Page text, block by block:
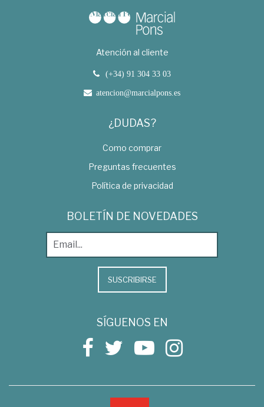
Atención al cliente
(+34) 91 304 33 03
atencion@marcialpons.es
¿DUDAS?
Como comprar
Preguntas frecuentes
Política de privacidad
BOLETÍN DE NOVEDADES
SUSCRIBIRSE
SÍGUENOS EN